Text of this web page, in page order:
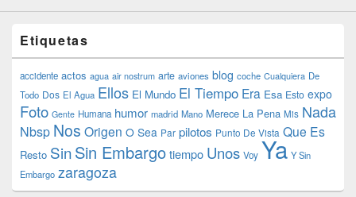
Etiquetas
accidente actos agua air nostrum arte aviones blog coche Cualquiera De
Todo Dos El Agua Ellos El Mundo El Tiempo Era Esa Esto expo
Foto Gente Humana humor madrid Mano Merece La Pena Mis Nada
Nbsp Nos Origen O Sea Par pilotos Punto De Vista Que Es
Resto SinSin Embargotiempo Unos Voy Ya Y Sin
Embargo zaragoza